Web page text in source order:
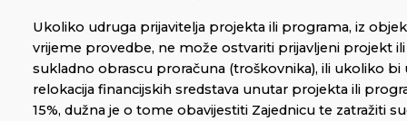
Ukoliko udruga prijavitelja projekta ili programa, iz
vrijeme provedbe, ne može ostvariti prijavljeni projekt
sukladno obrascu proračuna (troškovnika), ili ukoliko bi
relokacija financijskih sredstava unutar projekta ili
15%, dužna je o tome obavijestiti Zajednicu te zatražiti